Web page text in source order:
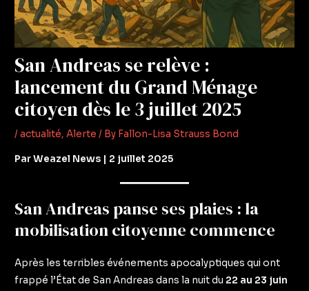
San Andreas se relève :
lancement du Grand Ménage
citoyen dès le 3 juillet 2025
/actualité,Alerte / By Fallon-Lisa Strauss Bond
Par Weazel News | 2 juillet 2025
San Andreas panse ses plaies : la
mobilisation citoyenne commence
Après les terribles événements apocalyptiques qui ont
frappé l’État de San Andreas dans la nuit du 22 au 23 juin